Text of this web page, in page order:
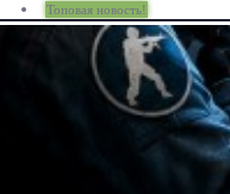
Топовая новость!